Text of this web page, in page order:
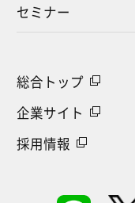
セミナー
総合トップ
企業サイト
採用情報